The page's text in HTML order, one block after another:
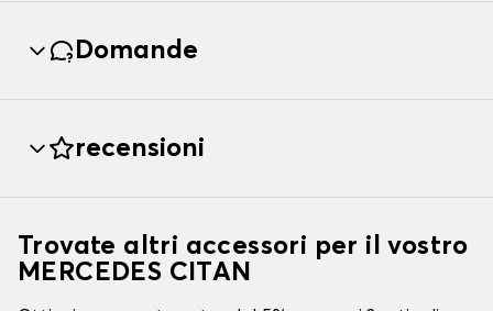
Domande
recensioni
Trovate altri accessori per il vostro
MERCEDES CITAN